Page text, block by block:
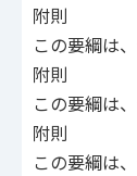
附則
この要綱は
附則
この要綱は
附則
この要綱は